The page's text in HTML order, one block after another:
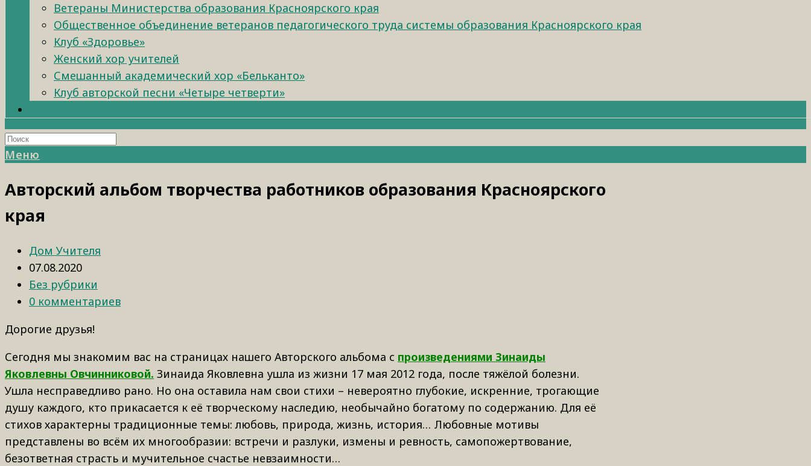
Ветераны Министерства образования Красноярского края
Общественное объединение ветеранов педагогического труда системы образования Красноярского края
Клуб «Здоровье»
Женский хор учителей
Смешанный академический хор «Бельканто»
Клуб авторской песни «Четыре четверти»
Меню
Авторский альбом творчества работников образования Красноярского
края
Дом Учителя
07.08.2020
Без рубрики
0 комментариев
Дорогие друзья!
Сегодня мы знакомим вас на страницах нашего Авторского альбома с произведениями Зинаиды
Яковлевны Овчинниковой. Зинаида Яковлевна ушла из жизни 17 мая 2012 года, после тяжёлой болезни.
Ушла несправедливо рано. Но она оставила нам свои стихи – невероятно глубокие, искренние, трогающие
душу каждого, кто прикасается к её творческому наследию, необычайно богатому по содержанию. Для её
стихов характерны традиционные темы: любовь, природа, жизнь, история… Любовные мотивы
представлены во всём их многообразии: встречи и разлуки, измены и ревность, самопожертвование,
безответная страсть и мучительное счастье невзаимности…